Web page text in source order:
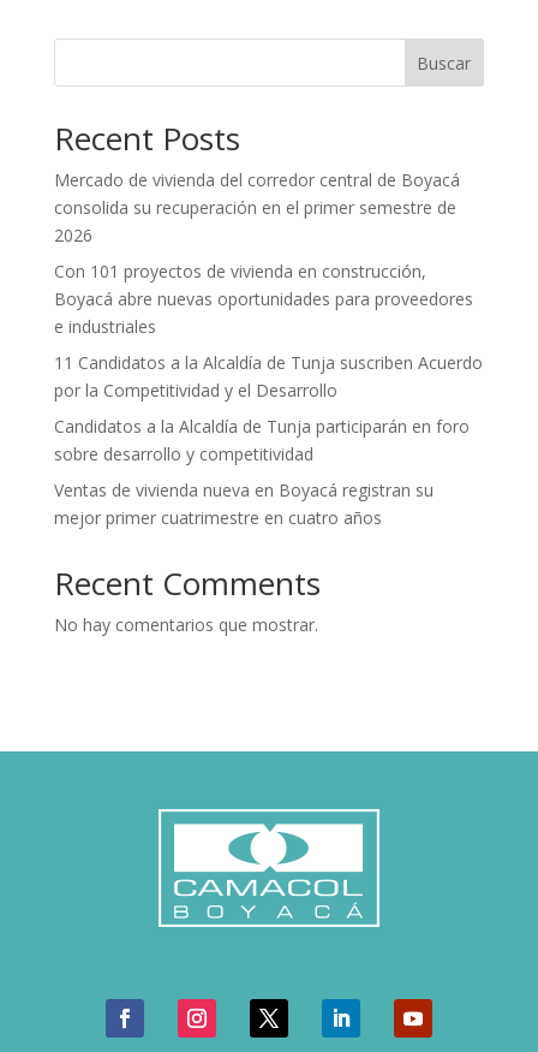
Buscar
Recent Posts
Mercado de vivienda del corredor central de Boyacá
consolida su recuperación en el primer semestre de
2026
Con 101 proyectos de vivienda en construcción,
Boyacá abre nuevas oportunidades para proveedores
e industriales
11 Candidatos a la Alcaldía de Tunja suscriben Acuerdo
por la Competitividad y el Desarrollo
Candidatos a la Alcaldía de Tunja participarán en foro
sobre desarrollo y competitividad
Ventas de vivienda nueva en Boyacá registran su
mejor primer cuatrimestre en cuatro años
Recent Comments
No hay comentarios que mostrar.